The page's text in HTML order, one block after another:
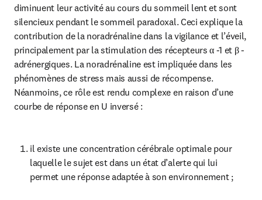
diminuent leur activité au cours du sommeil lent et sont
silencieux pendant le sommeil paradoxal. Ceci explique la
contribution de la noradrénaline dans la vigilance et l’éveil,
principalement par la stimulation des récepteurs α -1 et β -
adrénergiques. La noradrénaline est impliquée dans les
phénomènes de stress mais aussi de récompense.
Néanmoins, ce rôle est rendu complexe en raison d’une
courbe de réponse en U inversé :
il existe une concentration cérébrale optimale pour
laquelle le sujet est dans un état d’alerte qui lui
permet une réponse adaptée à son environnement ;